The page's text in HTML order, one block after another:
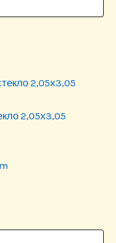
2,05х3,05